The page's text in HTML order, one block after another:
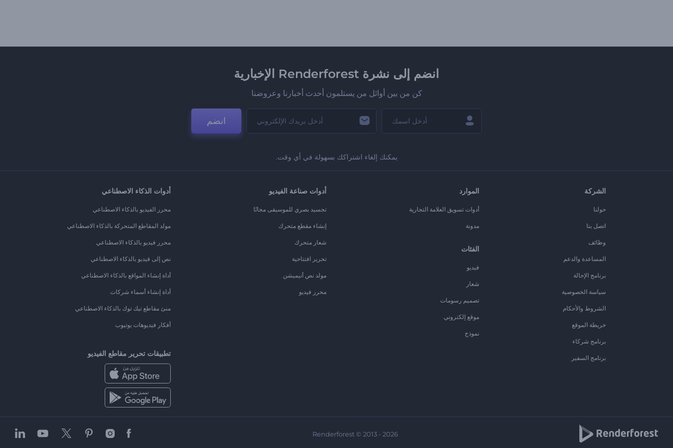
انضم إلى نشرة Renderforest الإخبارية
كن من بين أوائل من يستلمون أحدث أخبارنا وعروضنا
انضم
يمكنك إلغاء اشتراكك بسهولة في أي وقت.
الشركة
حولنا
اتصل بنا
وظائف
المساعدة والدعم
برنامج الإحالة
سياسة الخصوصية
الشروط والأحكام
خريطة الموقع
برنامج شركاء
برنامج السفير
الموارد
أدوات تسويق العلامة التجارية
مدونة
الفئات
فيديو
شعار
تصميم رسومات
موقع إلكتروني
نموذج
أدوات صناعة الفيديو
تجسيد بصري للموسيقى مجانًا
إنشاء مقطع متحرك
شعار متحرك
تحرير افتتاحية
مولد نص أنيميشن
محرر فيديو
أدوات الذكاء الاصطناعي
محرر الفيديو بالذكاء الاصطناعي
مولد المقاطع المتحركة بالذكاء الاصطناعي
محرر فيديو بالذكاء الاصطناعي
نص إلى فيديو بالذكاء الاصطناعي
أداة إنشاء المواقع بالذكاء الاصطناعي
أداة إنشاء أسماء شركات
منئ مقاطع تيك توك بالذكاء الاصطناعي
أفكار فيديوهات يوتيوب
تطبيقات تحرير مقاطع الفيديو
Renderforest © 2013 - 2026